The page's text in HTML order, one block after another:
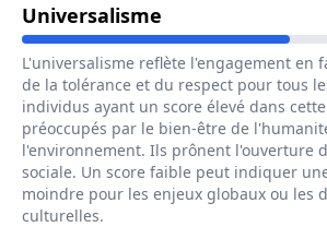
Universalisme Pour Le Métier
L'universalisme reflète l'engagement en
de la tolérance et du respect pour tous
individus ayant un score élevé dans
préoccupés par le bien-être de
l'environnement. Ils prônent l'ouverture
sociale. Un score faible peut indiquer
moindre pour les enjeux globaux ou les
culturelles.